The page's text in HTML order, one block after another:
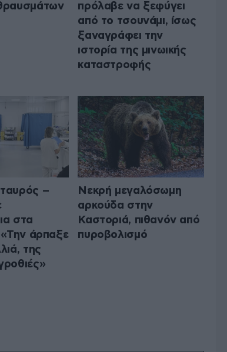
πρόλαβε να ξεφύγει
από το τσουνάμι, ίσως
ξαναγράφει την
ιστορία της μινωικής
καταστροφής
–
στα
«Την άρπαξε
της
Νεκρή μεγαλόσωμη
αρκούδα στην
Καστοριά, πιθανόν από
πυροβολισμό